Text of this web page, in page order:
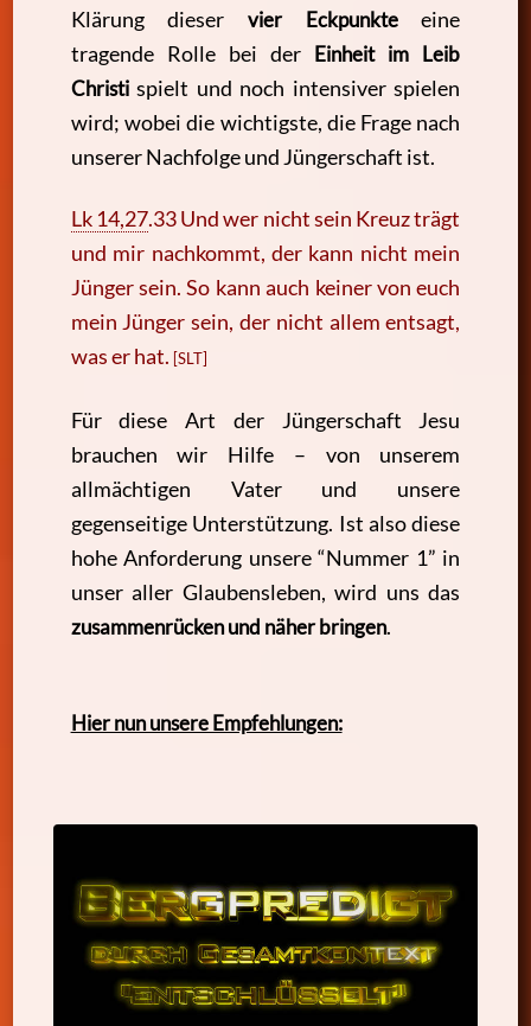
Klärung dieser vier Eckpunkteeine
tragende Rolle bei der Einheit im Leib
Christispielt und noch intensiver spielen
wird; wobei die wichtigste, die Frage nach
unserer Nachfolge und Jüngerschaft ist.
Lk 14,27.33 Und wer nicht sein Kreuz trägt
und mir nachkommt, der kann nicht mein
Jünger sein. So kann auch keiner von euch
mein Jünger sein, der nicht allem entsagt,
was er hat. [SLT]
Für diese Art der Jüngerschaft Jesu
brauchen wir Hilfe – von unserem
allmächtigen Vater und unsere
gegenseitige Unterstützung. Ist also diese
hohe Anforderung unsere “Nummer 1” in
unser aller Glaubensleben, wird uns das
zusammenrücken und näher bringen.
Hier nun unsere Empfehlungen: